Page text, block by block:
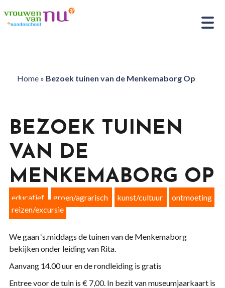
Home» Bezoek tuinen van de Menkemaborg Op
BEZOEK TUINEN
VAN DE
MENKEMABORG OP
educatief groen/agrarisch kunst/cultuur
ontmoeting
reizen/excursie
We gaan ‘s.middags de tuinen van de Menkemaborg
bekijken onder leiding van Rita.
Aanvang 14.00 uur en de rondleiding is gratis
Entree voor de tuin is € 7,00. In bezit van museumjaarkaart is